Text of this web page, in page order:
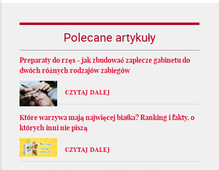
Polecane artykuły
Preparaty do rzęs - jak zbudować zaplecze gabinetu do
dwóch różnych rodzajów zabiegów
CZYTAJ DALEJ
Które warzywa mają najwięcej białka? Ranking i fakty, o
których inni nie piszą
CZYTAJ DALEJ